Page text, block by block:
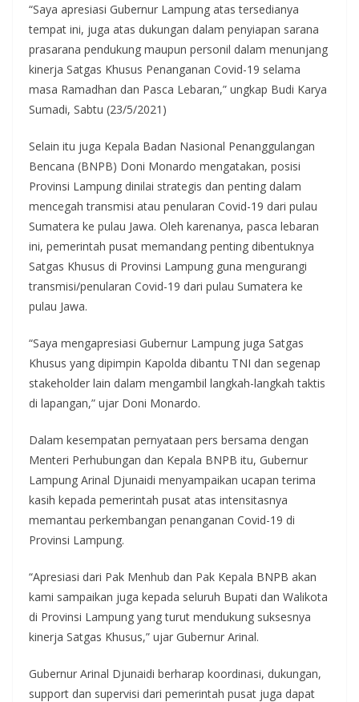
“Saya apresiasi Gubernur Lampung atas tersedianya
tempat ini, juga atas dukungan dalam penyiapan sarana
prasarana pendukung maupun personil dalam menunjang
kinerja Satgas Khusus Penanganan Covid-19 selama
masa Ramadhan dan Pasca Lebaran,” ungkap Budi Karya
Sumadi, Sabtu (23/5/2021)
Selain itu juga Kepala Badan Nasional Penanggulangan
Bencana (BNPB) Doni Monardo mengatakan, posisi
Provinsi Lampung dinilai strategis dan penting dalam
mencegah transmisi atau penularan Covid-19 dari pulau
Sumatera ke pulau Jawa. Oleh karenanya, pasca lebaran
ini, pemerintah pusat memandang penting dibentuknya
Satgas Khusus di Provinsi Lampung guna mengurangi
transmisi/penularan Covid-19 dari pulau Sumatera ke
pulau Jawa.
“Saya mengapresiasi Gubernur Lampung juga Satgas
Khusus yang dipimpin Kapolda dibantu TNI dan segenap
stakeholder lain dalam mengambil langkah-langkah taktis
di lapangan,” ujar Doni Monardo.
Dalam kesempatan pernyataan pers bersama dengan
Menteri Perhubungan dan Kepala BNPB itu, Gubernur
Lampung Arinal Djunaidi menyampaikan ucapan terima
kasih kepada pemerintah pusat atas intensitasnya
memantau perkembangan penanganan Covid-19 di
Provinsi Lampung.
“Apresiasi dari Pak Menhub dan Pak Kepala BNPB akan
kami sampaikan juga kepada seluruh Bupati dan Walikota
di Provinsi Lampung yang turut mendukung suksesnya
kinerja Satgas Khusus,” ujar Gubernur Arinal.
Gubernur Arinal Djunaidi berharap koordinasi, dukungan,
support dan supervisi dari pemerintah pusat juga dapat